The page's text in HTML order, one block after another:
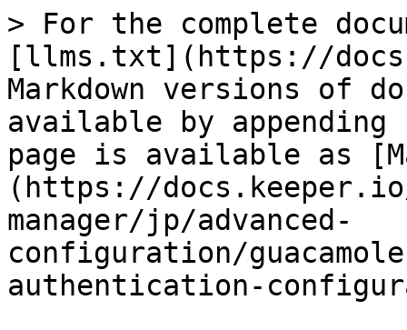
> For the complete
[llms.txt](https://
Markdown versions of
available by
page is available as
(https://
manager/jp/advanced-
configuration/
authentication-